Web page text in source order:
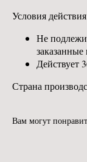
Условия
Не
Действует
Страна
Вам могут